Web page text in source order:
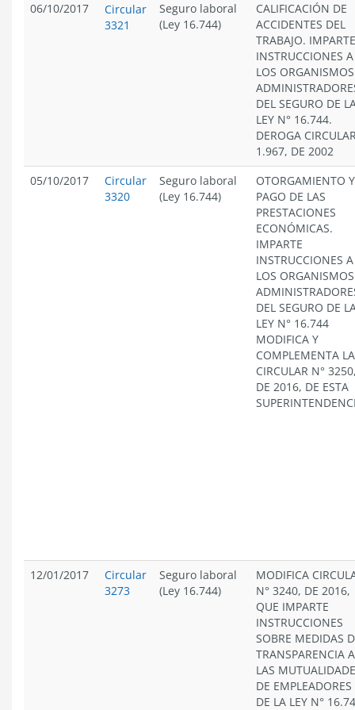
06/10/2017
Circular
3321
Seguro laboral
(Ley 16.744)
CALIFICACIÓN DE
ACCIDENTES DEL
TRABAJO. IMPARTE
INSTRUCCIONES A
LOS ORGANISMOS
DEL SEGURO DE
LEY N° 16.744.
DEROGA
1.967, DE 2002
05/10/2017
Circular
3320
Seguro laboral
(Ley 16.744)
OTORGAMIENTO Y
PAGO DE LAS
PRESTACIONES
ECONÓMICAS.
IMPARTE
INSTRUCCIONES A
LOS ORGANISMOS
DEL SEGURO DE
LEY N° 16.744
MODIFICA Y
COMPLEMENTA LA
CIRCULAR N°
DE 2016, DE ESTA
12/01/2017
Circular
3273
Seguro laboral
(Ley 16.744)
MODIFICA
N° 3240, DE 2016,
QUE IMPARTE
INSTRUCCIONES
SOBRE MEDIDAS
TRANSPARENCIA A
LAS
DE EMPLEADORES
DE LA LEY N°